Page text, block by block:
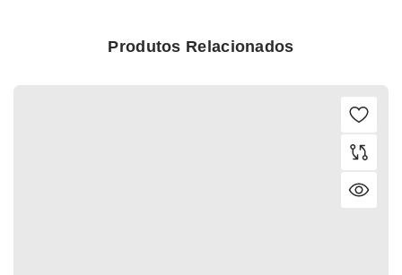
Produtos Relacionados